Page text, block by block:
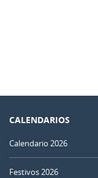
CALENDARIOS
Calendario 2026
Festivos 2026